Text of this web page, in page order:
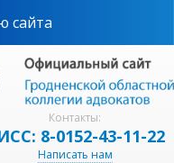
Контакты:
8-0152-43-11-22
Написать нам
сайта